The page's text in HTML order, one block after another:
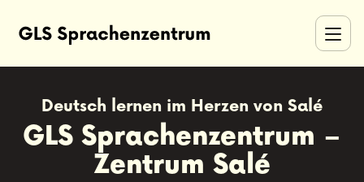
Deutsch lernen im Herzen von Salé
GLS Sprachenzentrum –
Zentrum Salé